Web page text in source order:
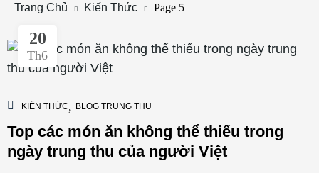
Trang Chủ Kiến Thức Page 5
20
Th6
KIẾN THỨC, BLOG TRUNG THU
Top các món ăn không thể thiếu trong
ngày trung thu của người Việt